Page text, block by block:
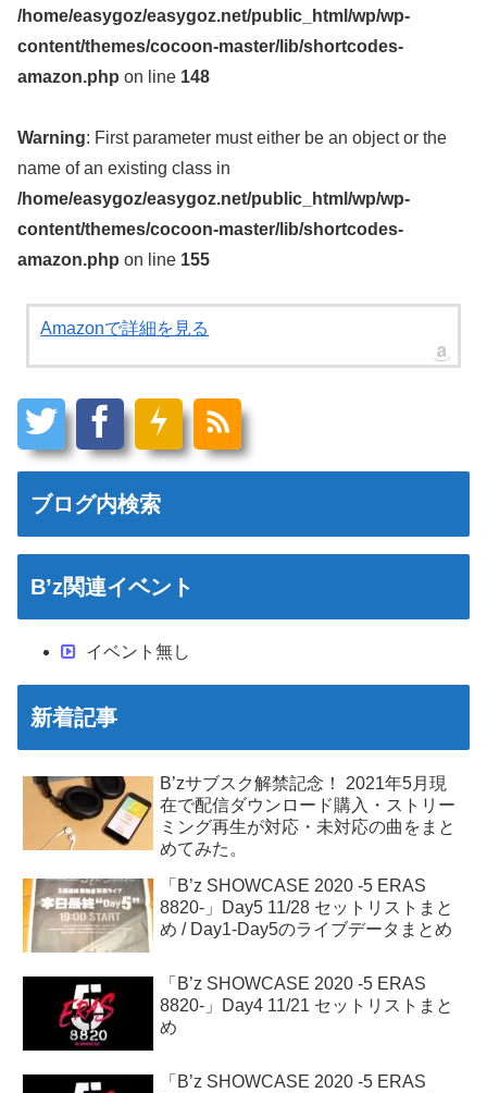
/home/easygoz/easygoz.net/public_html/wp/wp-
content/themes/cocoon-master/lib/shortcodes-
amazon.php on line 148
Warning: First parameter must either be an object or the
name of an existing class in
/home/easygoz/easygoz.net/public_html/wp/wp-
content/themes/cocoon-master/lib/shortcodes-
amazon.php on line 155
Amazonで詳細を見る
ブログ内検索
B’z関連イベント
イベント無し
新着記事
B’zサブスク解禁記念！ 2021年5月現
在で配信ダウンロード購入・ストリー
ミング再生が対応・未対応の曲をまと
めてみた。
「B’z SHOWCASE 2020 -5 ERAS
8820-」Day5 11/28 セットリストまと
め / Day1-Day5のライブデータまとめ
「B’z SHOWCASE 2020 -5 ERAS
8820-」Day4 11/21 セットリストまと
め
「B’z SHOWCASE 2020 -5 ERAS